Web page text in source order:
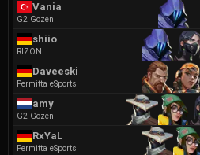
Vania
G2 Gozen
shiio
RIZON
Daveeski
Permitta eSports
amy
G2 Gozen
RxYaL
Permitta eSports